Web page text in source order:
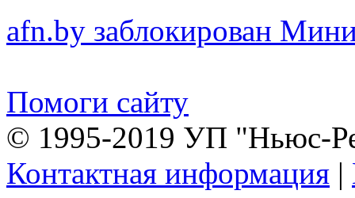
afn.by заблокирован
Помоги сайту
© 1995-2019 УП "Ньюс-
Контактная информация |